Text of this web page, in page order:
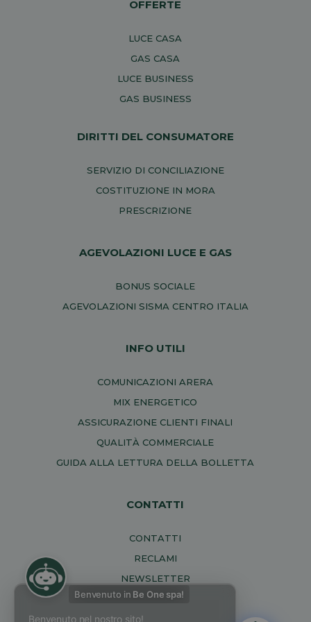
OFFERTE
LUCE CASA
GAS CASA
LUCE BUSINESS
GAS BUSINESS
DIRITTI DEL CONSUMATORE
SERVIZIO DI CONCILIAZIONE
COSTITUZIONE IN MORA
PRESCRIZIONE
AGEVOLAZIONI LUCE E GAS
BONUS SOCIALE
AGEVOLAZIONI SISMA CENTRO ITALIA
INFO UTILI
COMUNICAZIONI ARERA
MIX ENERGETICO
ASSICURAZIONE CLIENTI FINALI
QUALITÀ COMMERCIALE
GUIDA ALLA LETTURA DELLA BOLLETTA
CONTATTI
CONTATTI
RECLAMI
NEWSLETTER
Benvenuto in Be One spa!
Benvenuto nel nostro sito!